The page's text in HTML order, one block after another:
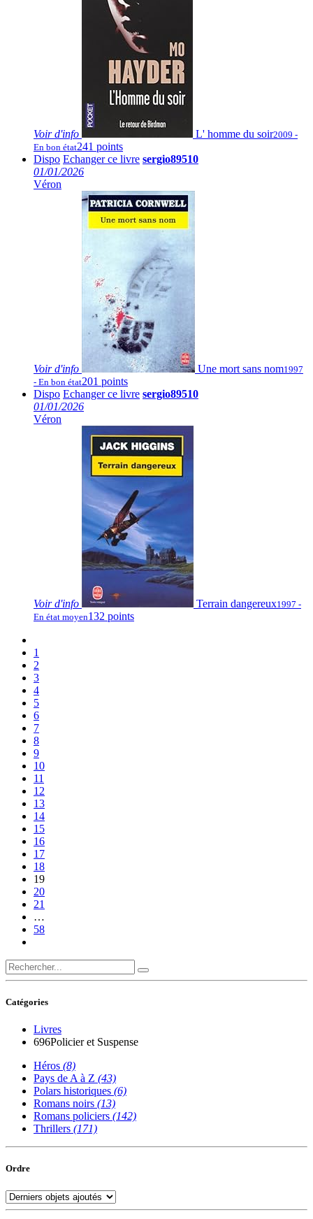
Voir d'info L' homme du soir2009 -
En bon état241 points
Dispo Echanger ce livre sergio89510
01/01/2026
Véron
Voir d'info Une mort sans nom1997
- En bon état201 points
Dispo Echanger ce livre sergio89510
01/01/2026
Véron
Voir d'info Terrain dangereux1997 -
En état moyen132 points
1
2
3
4
5
6
7
8
9
10
11
12
13
14
15
16
17
18
19
20
21
…
58
Catégories
Livres
696Policier et Suspense
Héros (8)
Pays de A à Z (43)
Polars historiques (6)
Romans noirs (13)
Romans policiers (142)
Thrillers (171)
Ordre